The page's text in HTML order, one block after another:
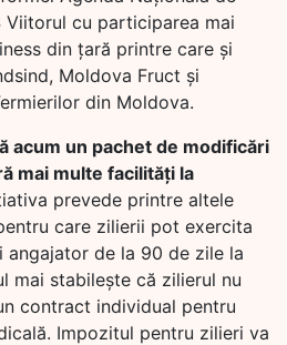
Viitorul cu participarea mai
din țară printre care și
Moldova Fruct și
din Moldova.
acum un pachet de modificări
mai multe facilități la
prevede printre altele
care zilierii pot exercita
de la 90 de zile la
mai stabilește că zilierul nu
contract individual pentru
Impozitul pentru zilieri va